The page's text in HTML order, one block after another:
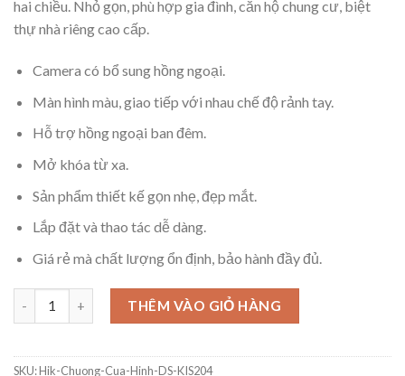
hai chiều. Nhỏ gọn, phù hợp gia đình, căn hộ chung cư, biệt
thự nhà riêng cao cấp.
Camera có bổ sung hồng ngoại.
Màn hình màu, giao tiếp với nhau chế độ rảnh tay.
Hỗ trợ hồng ngoại ban đêm.
Mở khóa từ xa.
Sản phẩm thiết kế gọn nhẹ, đẹp mắt.
Lắp đặt và thao tác dễ dàng.
Giá rẻ mà chất lượng ổn định, bảo hành đầy đủ.
THÊM VÀO GIỎ HÀNG
SKU:Hik-Chuong-Cua-Hinh-DS-KIS204